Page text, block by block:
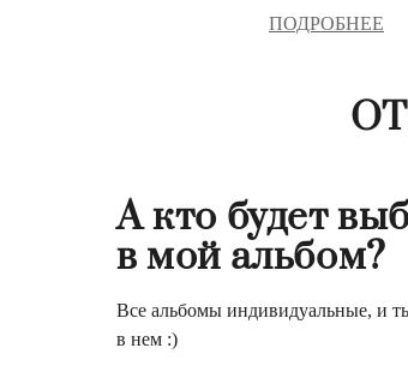
ПОДРОБНЕЕ
А кто будет
в мой альбом?
Все альбомы индивидуальные, и
в нем :)